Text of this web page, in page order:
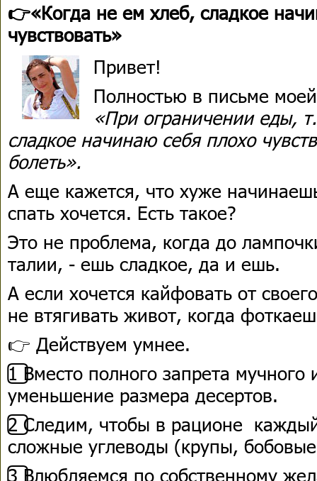
👉«Когда не ем хлеб, сладкое
чувствовать»
Привет!
Полностью в письме
«При ограничении еды,
сладкое начинаю себя плохо
болеть».
А еще кажется, что хуже
спать хочется. Есть такое?
Это не проблема, когда до
талии, - ешь сладкое, да и ешь.
А если хочется кайфовать от
не втягивать живот, когда
👉 Действуем умнее.
1️⃣ Вместо полного запрета
уменьшение размера десертов.
2️⃣ Следим, чтобы в рационе
сложные углеводы (крупы,
3️⃣ Влюбляемся по собственному